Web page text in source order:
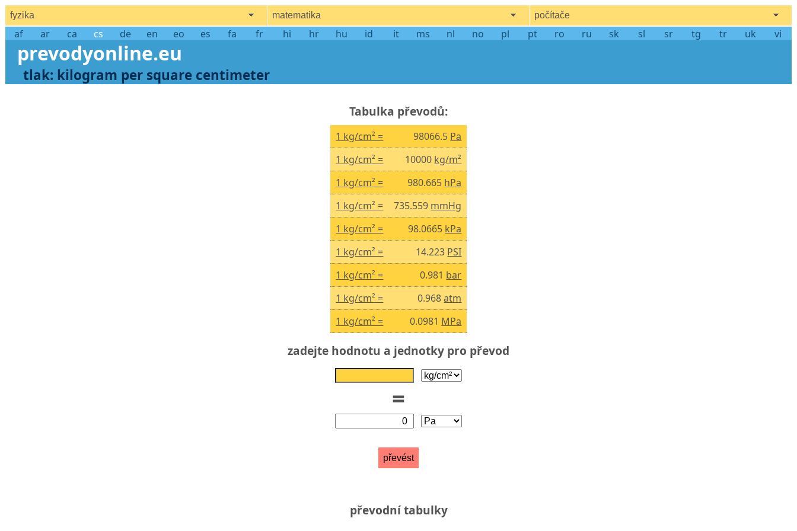
fyzika matematika počítače
af ar ca cs de en eo es fa fr hi hr hu id it ms nl no pl pt ro ru sk sl sr tg tr uk vi
prevodyonline.eu
tlak: kilogram per square centimeter
Tabulka převodů:
1 kg/cm² = 98066.5 Pa
1 kg/cm² =
10000 kg/m²
1 kg/cm² =
980.665 hPa
1 kg/cm² =
735.559 mmHg
1 kg/cm² =
98.0665 kPa
1 kg/cm² =
14.223 PSI
1 kg/cm² =
0.981 bar
1 kg/cm² =
0.968atm
1 kg/cm² =
0.0981 MPa
zadejte hodnotu a jednotky pro převod
=
převést
převodní tabulky